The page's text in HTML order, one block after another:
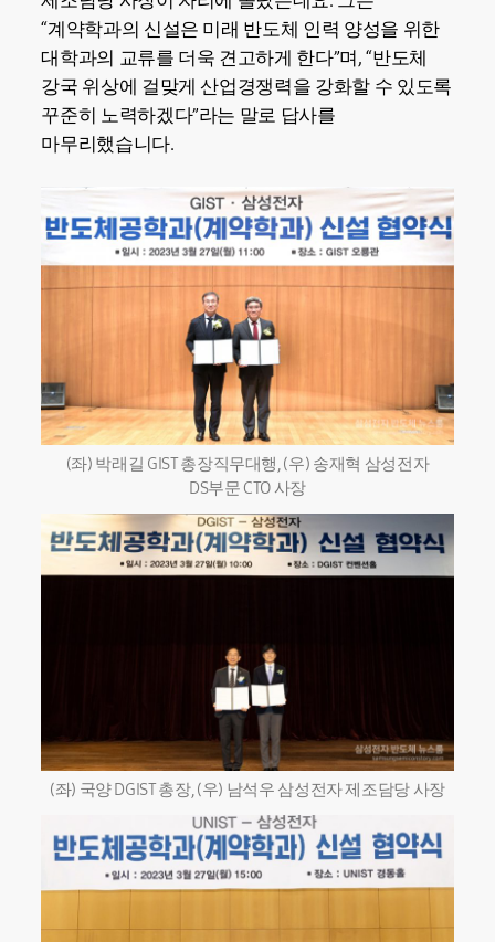
“계약학과의 신설은 미래 반도체 인력 양성을 위한
대학과의 교류를 더욱 견고하게 한다”며, “반도체
강국 위상에 걸맞게 산업경쟁력을 강화할 수 있도록
꾸준히 노력하겠다”라는 말로 답사를
마무리했습니다.
(좌) 박래길 GIST 총장직무대행, (우) 송재혁 삼성전자
DS부문 CTO 사장
(좌) 국양 DGIST 총장, (우) 남석우 삼성전자 제조담당 사장